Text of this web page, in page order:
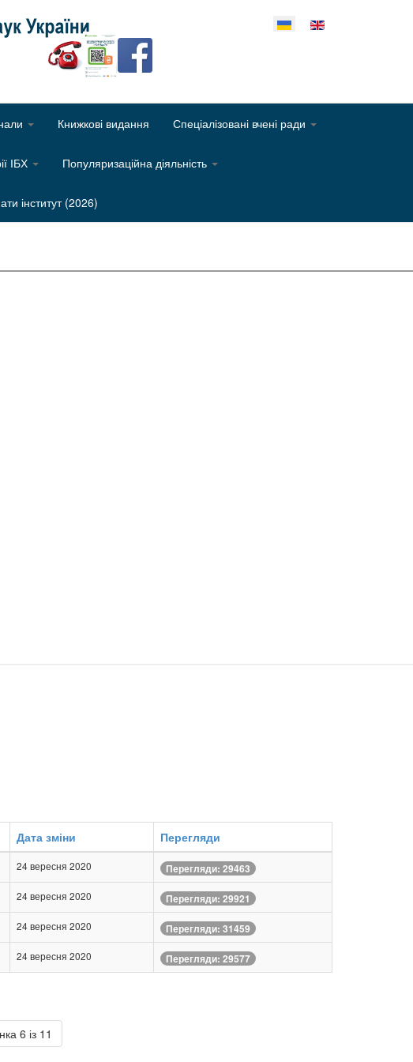
Оберіть свою мову
Книжкові видання Спеціалізовані вчені ради
ІБХ Популяризаційна діяльність
інститут (2026)
Дата зміни
Перегляди
24 вересня 2020 Перегляди: 29463
24 вересня 2020 Перегляди: 29921
24 вересня 2020 Перегляди: 31459
24 вересня 2020 Перегляди: 29577
6 із 11